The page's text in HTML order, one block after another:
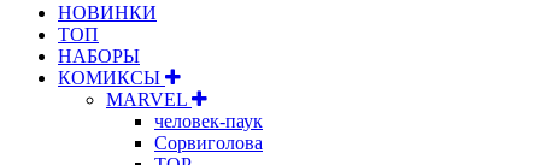
НОВИНКИ
ТОП
НАБОРЫ
КОМИКСЫ
MARVEL
человек-паук
Сорвиголова